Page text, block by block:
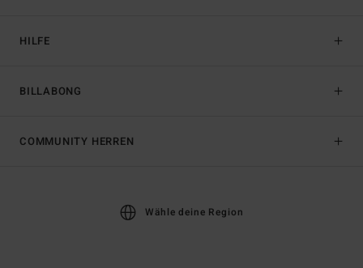
HILFE
BILLABONG
COMMUNITY HERREN
Wähle deine Region